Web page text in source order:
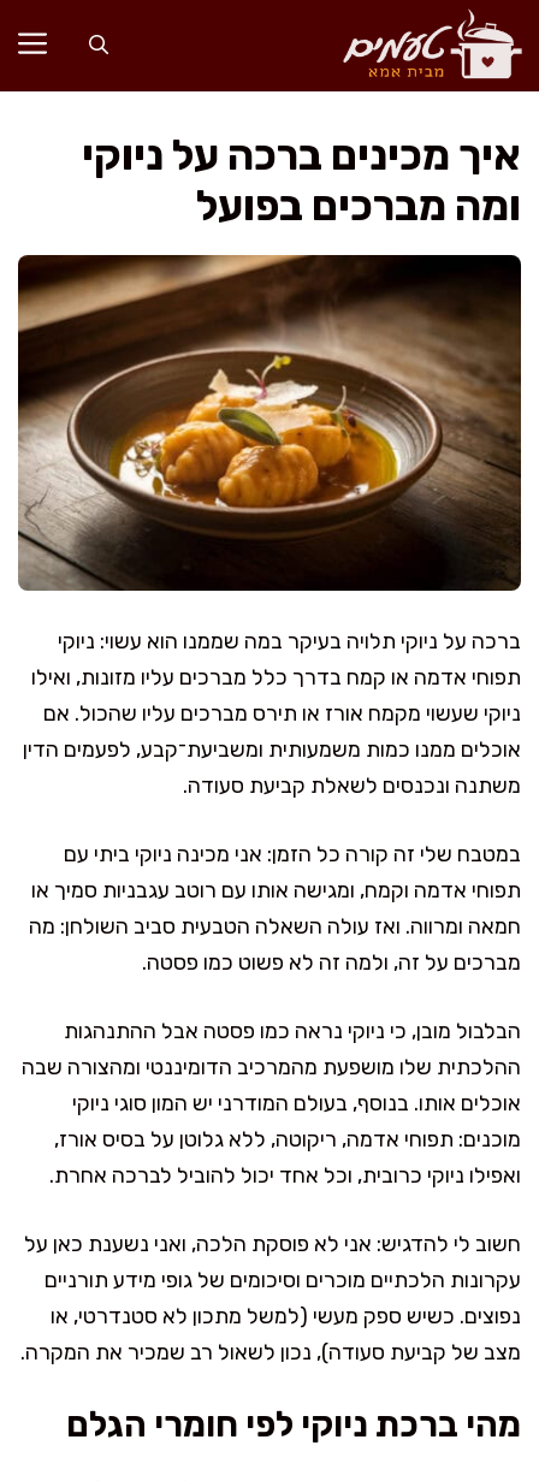
לדלג
לתוכן
איך מכינים ברכה על ניוקי
ומה מברכים בפועל
ברכה על ניוקי תלויה בעיקר במה שממנו הוא עשוי: ניוקי
תפוחי אדמה או קמח בדרך כלל מברכים עליו מזונות, ואילו
ניוקי שעשוי מקמח אורז או תירס מברכים עליו שהכול. אם
אוכלים ממנו כמות משמעותית ומשביעת־קבע, לפעמים הדין
משתנה ונכנסים לשאלת קביעת סעודה.
במטבח שלי זה קורה כל הזמן: אני מכינה ניוקי ביתי עם
תפוחי אדמה וקמח, ומגישה אותו עם רוטב עגבניות סמיך או
חמאה ומרווה. ואז עולה השאלה הטבעית סביב השולחן: מה
מברכים על זה, ולמה זה לא פשוט כמו פסטה.
הבלבול מובן, כי ניוקי נראה כמו פסטה אבל ההתנהגות
ההלכתית שלו מושפעת מהמרכיב הדומיננטי ומהצורה שבה
אוכלים אותו. בנוסף, בעולם המודרני יש המון סוגי ניוקי
מוכנים: תפוחי אדמה, ריקוטה, ללא גלוטן על בסיס אורז,
ואפילו ניוקי כרובית, וכל אחד יכול להוביל לברכה אחרת.
חשוב לי להדגיש: אני לא פוסקת הלכה, ואני נשענת כאן על
עקרונות הלכתיים מוכרים וסיכומים של גופי מידע תורניים
נפוצים. כשיש ספק מעשי (למשל מתכון לא סטנדרטי, או
מצב של קביעת סעודה), נכון לשאול רב שמכיר את המקרה.
מהי ברכת ניוקי לפי חומרי הגלם